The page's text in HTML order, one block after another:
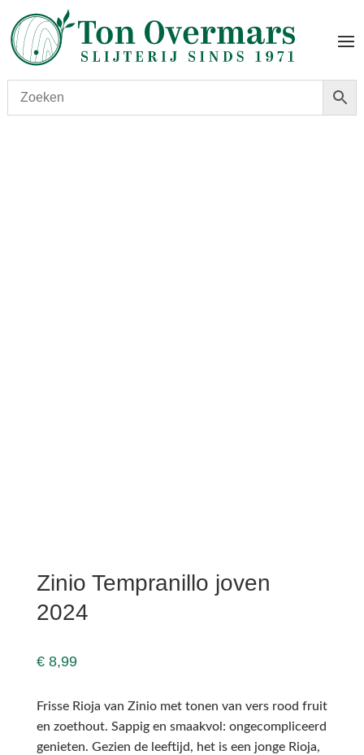
Zinio Tempranillo joven
2024
€8,99
Frisse Rioja van Zinio met tonen van vers rood fruit
en zoethout. Sappig en smaakvol: ongecompliceerd
genieten. Gezien de leeftijd, het is een jonge Rioja,